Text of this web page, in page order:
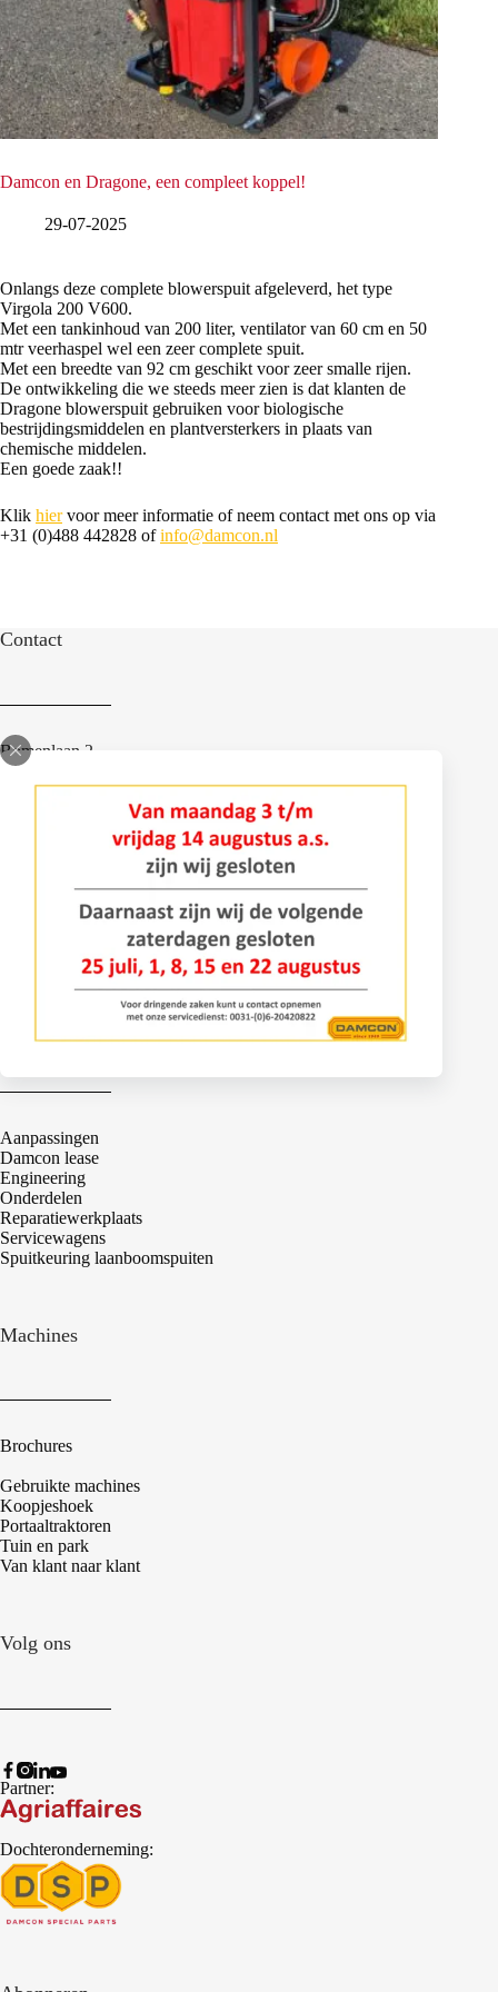
Damcon en Dragone, een compleet koppel!
29-07-2025
Onlangs deze complete blowerspuit afgeleverd, het type
Virgola 200 V600.
Met een tankinhoud van 200 liter, ventilator van 60 cm en 50
mtr veerhaspel wel een zeer complete spuit.
Met een breedte van 92 cm geschikt voor zeer smalle rijen.
De ontwikkeling die we steeds meer zien is dat klanten de
Dragone blowerspuit gebruiken voor biologische
bestrijdingsmiddelen en plantversterkers in plaats van
chemische middelen.
Een goede zaak!!
Klik hiervoor meer informatie of neem contact met ons op via
+31 (0)488 442828 ofinfo@damcon.nl
Contact
Bomenlaan 2
4043 KD Opheusden
+31 (0)488 – 442828
Aanpassingen
Damcon lease
Engineering
Onderdelen
Reparatiewerkplaats
Servicewagens
Spuitkeuring laanboomspuiten
Machines
Brochures
Gebruikte machines
Koopjeshoek
Portaaltraktoren
Tuin en park
Van klant naar klant
Volg ons
Partner:
Dochteronderneming: